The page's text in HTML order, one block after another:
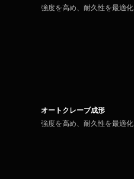
強度を高め、耐久性を最適化
オートクレーブ成形
強度を高め、耐久性を最適化